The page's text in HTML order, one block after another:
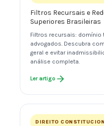
Filtros Recursais e
Superiores Brasileiras
Filtros recursais:
advogados. Descubra
geral e evitar
análise completa.
Ler artigo
DIREITO